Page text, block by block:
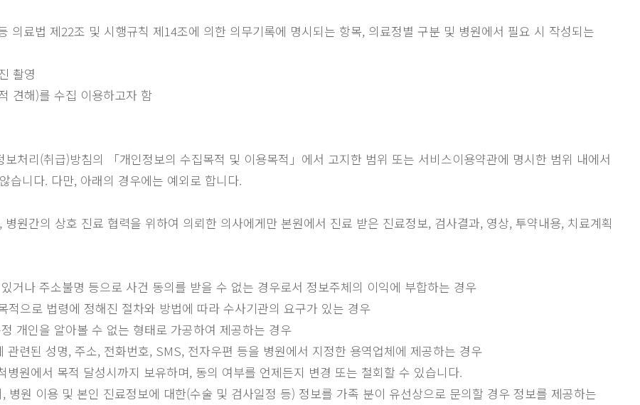
의료법 제22조 및 시행규칙 제14조에 의한 의무기록에 명시되는 항목, 의료정별 구분 및 병원에서 필요 시 작성되는
촬영
견해)를 수집 이용하고자 함
처리(취급)방침의 「개인정보의 수집목적 및 이용목적」에서 고지한 범위 또는 서비스이용약관에 명시한 범위 내에서
습니다. 다만, 아래의 경우에는 예외로 합니다.
원간의 상호 진료 협력을 위하여 의뢰한 의사에게만 본원에서 진료 받은 진료정보, 검사결과, 영상, 투약내용, 치료계획
거나 주소불명 등으로 사건 동의를 받을 수 없는 경우로서 정보주체의 이익에 부합하는 경우
으로 법령에 정해진 절차와 방법에 따라 수사기관의 요구가 있는 경우
개인을 알아볼 수 없는 형태로 가공하여 제공하는 경우
련된 성명, 주소, 전화번호, SMS, 전자우편 등을 병원에서 지정한 용역업체에 제공하는 경우
원에서 목적 달성시까지 보유하며, 동의 여부를 언제든지 변경 또는 철회할 수 있습니다.
원 이용 및 본인 진료정보에 대한(수술 및 검사일정 등) 정보를 가족 분이 유선상으로 문의할 경우 정보를 제공하는